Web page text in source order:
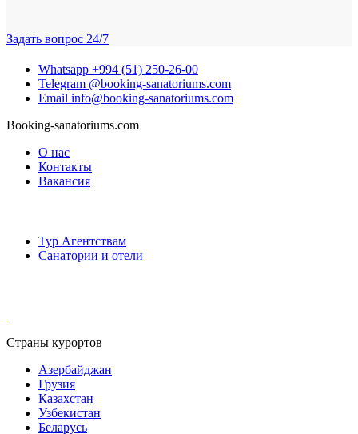
Задать вопрос 24/7
Whatsapp +994 (51) 250-26-00
Telegram @booking-sanatoriums.com
Email info@booking-sanatoriums.com
Booking-sanatoriums.com
О нас
Контакты
Вакансия
Тур Агентствам
Санатории и отели
Страны курортов
Азербайджан
Грузия
Казахстан
Узбекистан
Беларусь